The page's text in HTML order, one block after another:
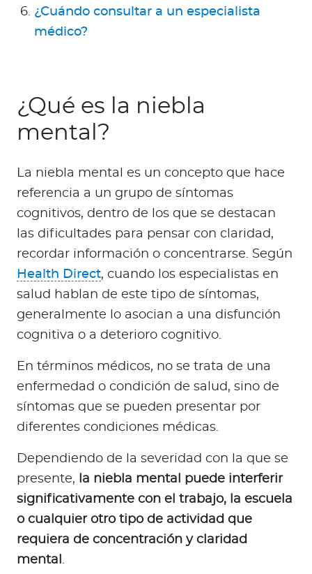
Contáctanos
¿Cuándo consultar a un especialista
médico?
¿Qué es la niebla
mental?
La niebla mental es un concepto que hace
referencia a un grupo de síntomas
cognitivos, dentro de los que se destacan
las dificultades para pensar con claridad,
recordar información o concentrarse. Según
Health Direct, cuando los especialistas en
salud hablan de este tipo de síntomas,
generalmente lo asocian a una disfunción
cognitiva o a deterioro cognitivo.
En términos médicos, no se trata de una
enfermedad o condición de salud, sino de
síntomas que se pueden presentar por
diferentes condiciones médicas.
Dependiendo de la severidad con la que se
presente,
la niebla mental puede interferir
significativamente con el trabajo, la escuela
o cualquier otro tipo de actividad que
requiera de concentración y claridad
mental .